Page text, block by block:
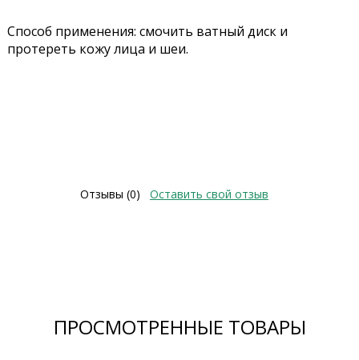
Способ применения: смочить ватный диск и
протереть кожу лица и шеи.
Отзывы (0) Оставить свой отзыв
ПРОСМОТРЕННЫЕ ТОВАРЫ